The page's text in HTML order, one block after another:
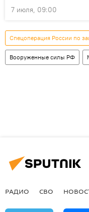
7 июля, 09:00
Спецоперация России по
Вооруженные силы РФ
РАДИО СВО